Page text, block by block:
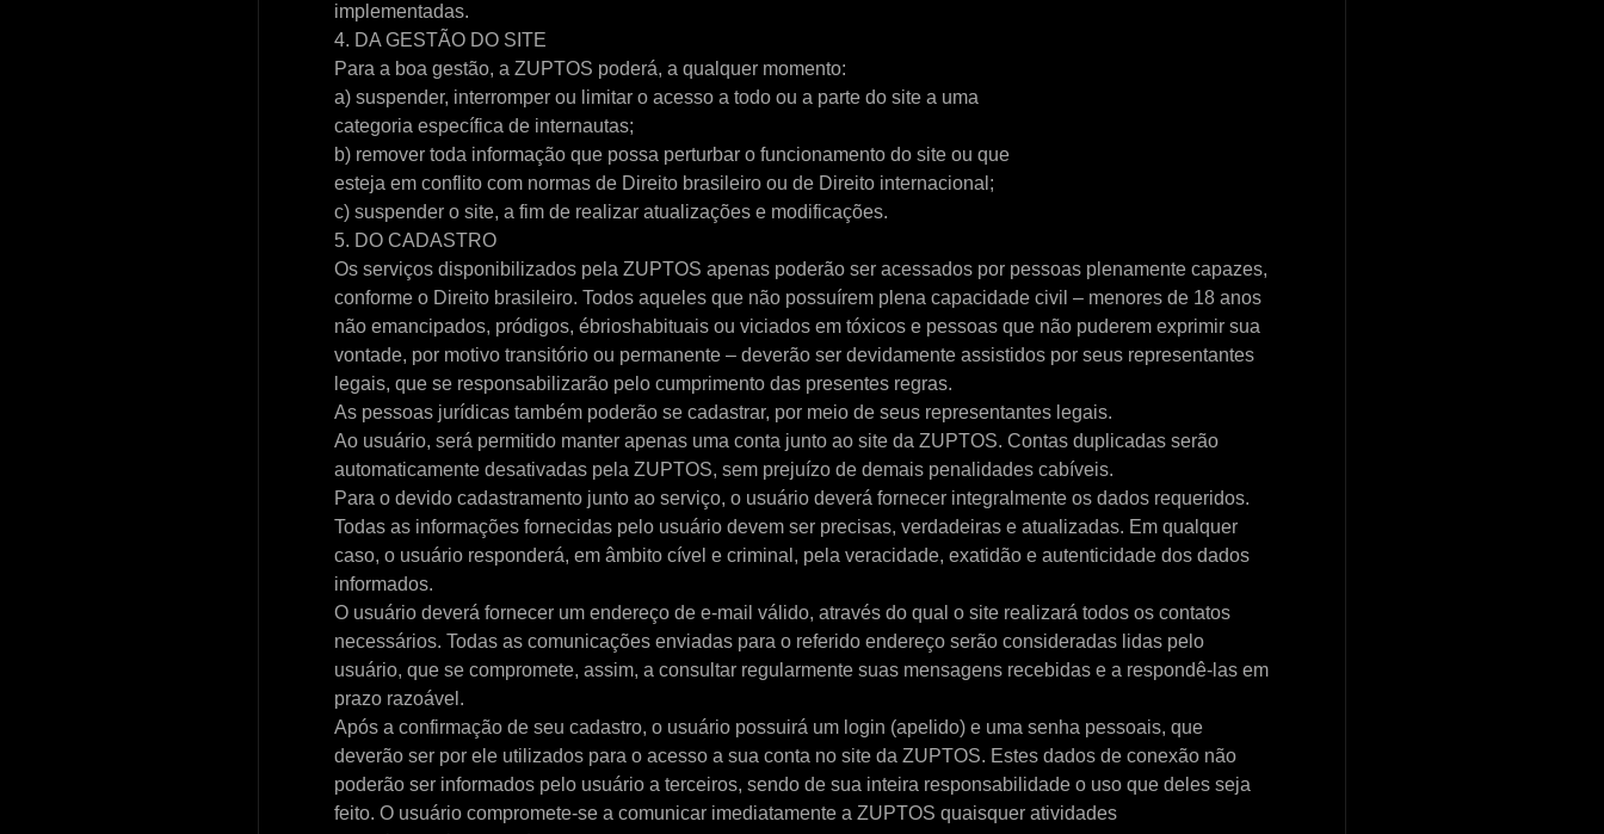
implementadas.
4. DA GESTÃO DO SITE
Para a boa gestão, a ZUPTOS poderá, a qualquer momento:
a) suspender, interromper ou limitar o acesso a todo ou a parte do site a uma
categoria específica de internautas;
b) remover toda informação que possa perturbar o funcionamento do site ou que
esteja em conflito com normas de Direito brasileiro ou de Direito internacional;
c) suspender o site, a fim de realizar atualizações e modificações.
5. DO CADASTRO
Os serviços disponibilizados pela ZUPTOS apenas poderão ser acessados por pessoas plenamente capazes,
conforme o Direito brasileiro. Todos aqueles que não possuírem plena capacidade civil – menores de 18 anos
não emancipados, pródigos, ébrioshabituais ou viciados em tóxicos e pessoas que não puderem exprimir sua
vontade, por motivo transitório ou permanente – deverão ser devidamente assistidos por seus representantes
legais, que se responsabilizarão pelo cumprimento das presentes regras.
As pessoas jurídicas também poderão se cadastrar, por meio de seus representantes legais.
Ao usuário, será permitido manter apenas uma conta junto ao site da ZUPTOS. Contas duplicadas serão
automaticamente desativadas pela ZUPTOS, sem prejuízo de demais penalidades cabíveis.
Para o devido cadastramento junto ao serviço, o usuário deverá fornecer integralmente os dados requeridos.
Todas as informações fornecidas pelo usuário devem ser precisas, verdadeiras e atualizadas. Em qualquer
caso, o usuário responderá, em âmbito cível e criminal, pela veracidade, exatidão e autenticidade dos dados
informados.
O usuário deverá fornecer um endereço de e-mail válido, através do qual o site realizará todos os contatos
necessários. Todas as comunicações enviadas para o referido endereço serão consideradas lidas pelo
usuário, que se compromete, assim, a consultar regularmente suas mensagens recebidas e a respondê-las em
prazo razoável.
Após a confirmação de seu cadastro, o usuário possuirá um login (apelido) e uma senha pessoais, que
deverão ser por ele utilizados para o acesso a sua conta no site da ZUPTOS. Estes dados de conexão não
poderão ser informados pelo usuário a terceiros, sendo de sua inteira responsabilidade o uso que deles seja
feito. O usuário compromete-se a comunicar imediatamente a ZUPTOS quaisquer atividades